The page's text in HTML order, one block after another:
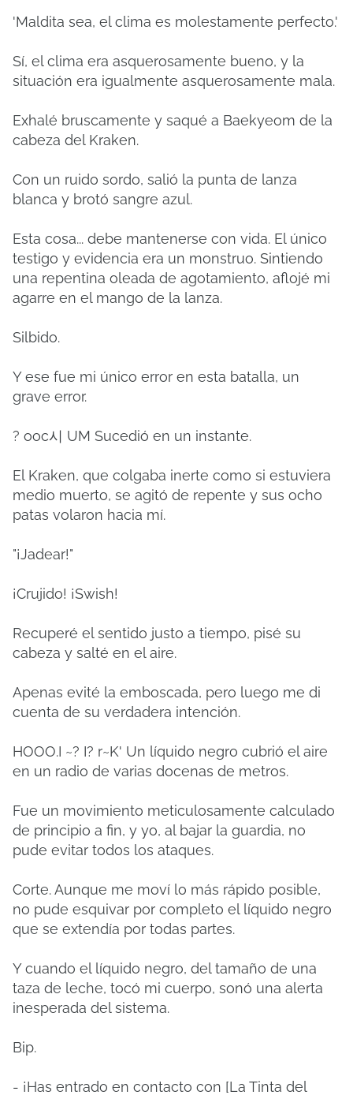
'Maldita sea, el clima es molestamente perfecto.'
Sí, el clima era asquerosamente bueno, y la
situación era igualmente asquerosamente mala.
Exhalé bruscamente y saqué a Baekyeom de la
cabeza del Kraken.
Con un ruido sordo, salió la punta de lanza
blanca y brotó sangre azul.
Esta cosa... debe mantenerse con vida. El único
testigo y evidencia era un monstruo. Sintiendo
una repentina oleada de agotamiento, aflojé mi
agarre en el mango de la lanza.
Silbido.
Y ese fue mi único error en esta batalla, un
grave error.
? ooc시 UM Sucedió en un instante.
El Kraken, que colgaba inerte como si estuviera
medio muerto, se agitó de repente y sus ocho
patas volaron hacia mí.
"¡Jadear!"
¡Crujido! ¡Swish!
Recuperé el sentido justo a tiempo, pisé su
cabeza y salté en el aire.
Apenas evité la emboscada, pero luego me di
cuenta de su verdadera intención.
HOOO.I ~? I? r~K' Un líquido negro cubrió el aire
en un radio de varias docenas de metros.
Fue un movimiento meticulosamente calculado
de principio a fin, y yo, al bajar la guardia, no
pude evitar todos los ataques.
Corte. Aunque me moví lo más rápido posible,
no pude esquivar por completo el líquido negro
que se extendía por todas partes.
Y cuando el líquido negro, del tamaño de una
taza de leche, tocó mi cuerpo, sonó una alerta
inesperada del sistema.
Bip.
- ¡Has entrado en contacto con [La Tinta del